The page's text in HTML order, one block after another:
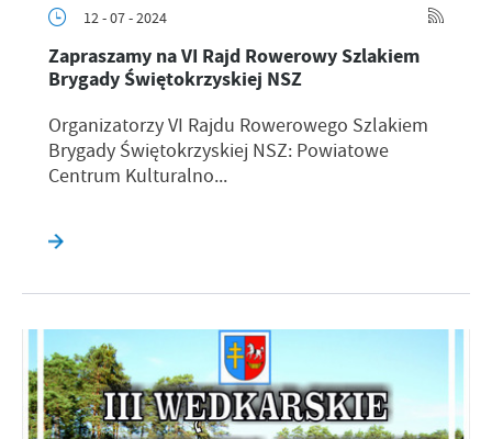
12 - 07 - 2024
Zapraszamy na VI Rajd Rowerowy Szlakiem
Brygady Świętokrzyskiej NSZ
Organizatorzy VI Rajdu Rowerowego Szlakiem
Brygady Świętokrzyskiej NSZ: Powiatowe
Centrum Kulturalno...